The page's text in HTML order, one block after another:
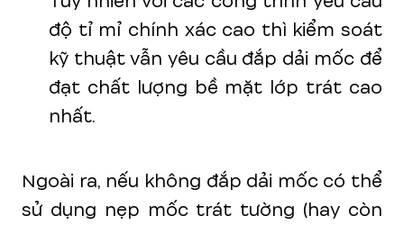
độ tỉ mỉ chính xác cao thì kiểm soát
kỹ thuật vẫn yêu cầu đắp dải mốc để
đạt chất lượng bề mặt lớp trát cao
nhất.
Ngoài ra, nếu không đắp dải mốc có thể
sử dụng nẹp mốc trát tường (hay còn